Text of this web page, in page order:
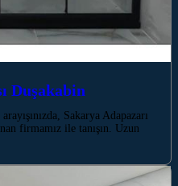
Duşakabin
Sakarya Adapazarı
firmamız ile tanışın. Uzun